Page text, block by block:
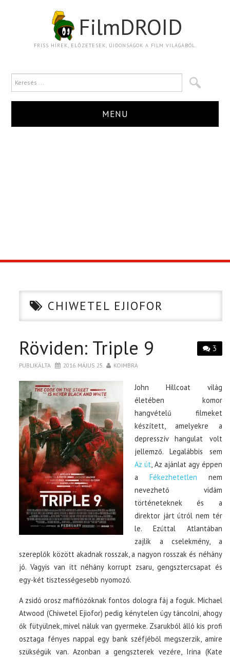
FilmDROID
FRISS HÍREK, ELŐZETESEK, ÚJDONSÁGOK A FILM VILÁGÁBÓL.
MENU
CIKK
PÓLÓ RENDELÉS
CHIWETEL EJIOFOR
3
Röviden: Triple 9
PUBLIKÁLTA 2016. MÁJUS 25. KOIMBRA
John Hillcoat világ
életében komor
hangvételű filmeket
készített, amelyekre a
depresszív hangulat volt
jellemző. Legalábbis sem
Az út, Az ajánlat agy éppen
a Fékezhetetlen nem
nevezhető vidám
történeteknek és a
direktor járt útról nem tér
le. Ezúttal Atlantában
zajlik a cselekmény, a
szereplők között akadnak rosszak, a nagyon rosszak és néhány
jó. Vagyis van itt néhány korrupt zsaru, gengsztercsapat és
egy-két tisztességesebb nyomozó.
A zsidó orosz maffiózóknak fontos dologra fáj a foguk. Michael
Atwood (Chiwetel Ejiofor) pedig kénytelen úgy táncolni, ahogy
ők fütyülnek, mivel náluk van gyermeke. Zsarukból álló kis profi
osztaga fényes nappal egy bank széfjéből megszerzik, amire
szükségük van. Azonban a gengszterek vezére, Irina (Kate